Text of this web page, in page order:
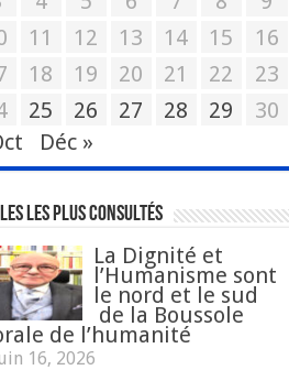
11 12 13 14 15
16
18 19 20 21 22
23
25 26 27 28 29
30
Déc »
les plus consultés
La Dignité et
l’Humanisme sont
le nord et le sud
de la Boussole
de l’humanité
16, 2026